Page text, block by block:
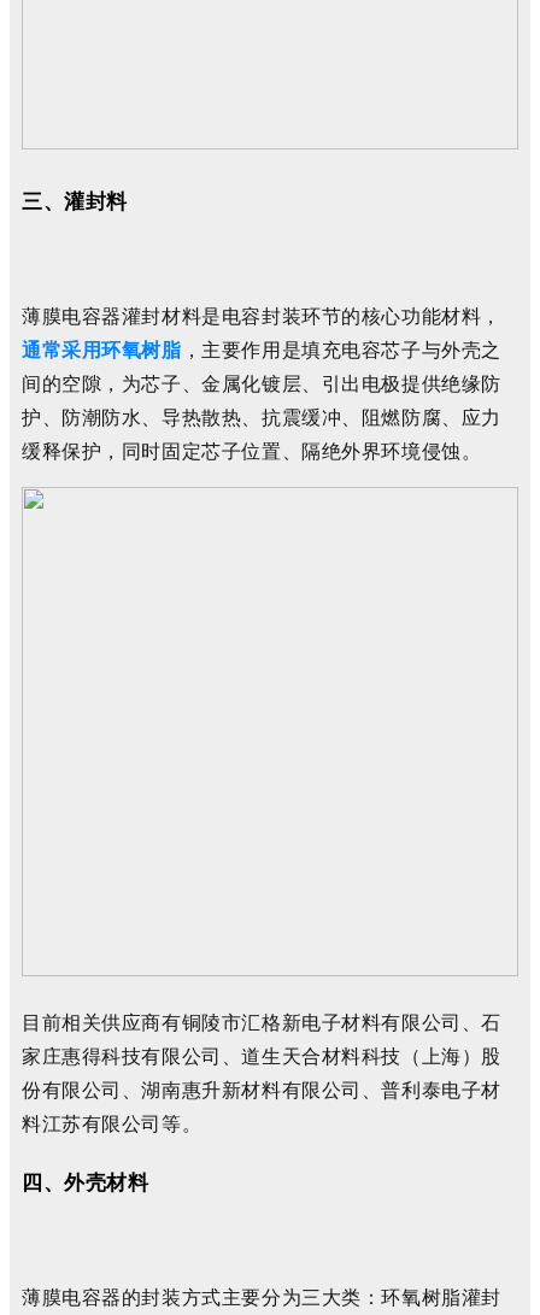
三、灌封料
薄膜电容器灌封材料是电容封装环节的核心功能材料，
通常采用环氧树脂 ，主要作用是填充电容芯子与外壳之
间的空隙，为芯子、金属化镀层、引出电极提供绝缘防
护、防潮防水、导热散热、抗震缓冲、阻燃防腐、应力
缓释保护，同时固定芯子位置、隔绝外界环境侵蚀。
目前相关供应商有铜陵市汇格新电子材料有限公司、石
家庄惠得科技有限公司、道生天合材料科技（上海）股
份有限公司、湖南惠升新材料有限公司、普利泰电子材
料江苏有限公司等。
四、外壳材料
薄膜电容器的封装方式主要分为三大类：环氧树脂灌封